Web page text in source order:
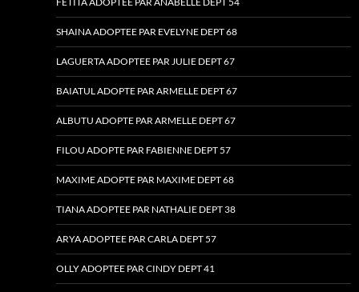
SHAINA ADOPTEE PAR EVELYNE DEPT 68
LAGUERTA ADOPTEE PAR JULIE DEPT 67
BAIATUL ADOPTE PAR ARMELLE DEPT 67
ALBUTU ADOPTE PAR ARMELLE DEPT 67
FILOU ADOPTE PAR FABIENNE DEPT 57
MAXIME ADOPTE PAR MAXIME DEPT 68
TIANA ADOPTEE PAR NATHALIE DEPT 38
ARYA ADOPTEE PAR CARLA DEPT 57
OLLY ADOPTEE PAR CINDY DEPT 41